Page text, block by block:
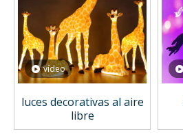
vídeo
luces decorativas al aire
libre